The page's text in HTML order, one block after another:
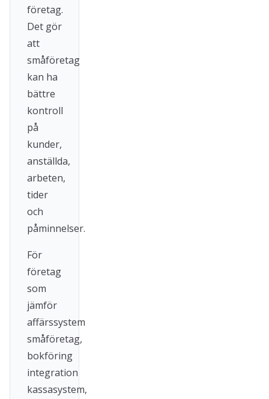
företag.
Det gör
att
småföretag
kan ha
bättre
kontroll
på
kunder,
anställda,
arbeten,
tider
och
påminnelser.
För
företag
som
jämför
affärssystem
småföretag,
bokföring
integration
kassasystem,